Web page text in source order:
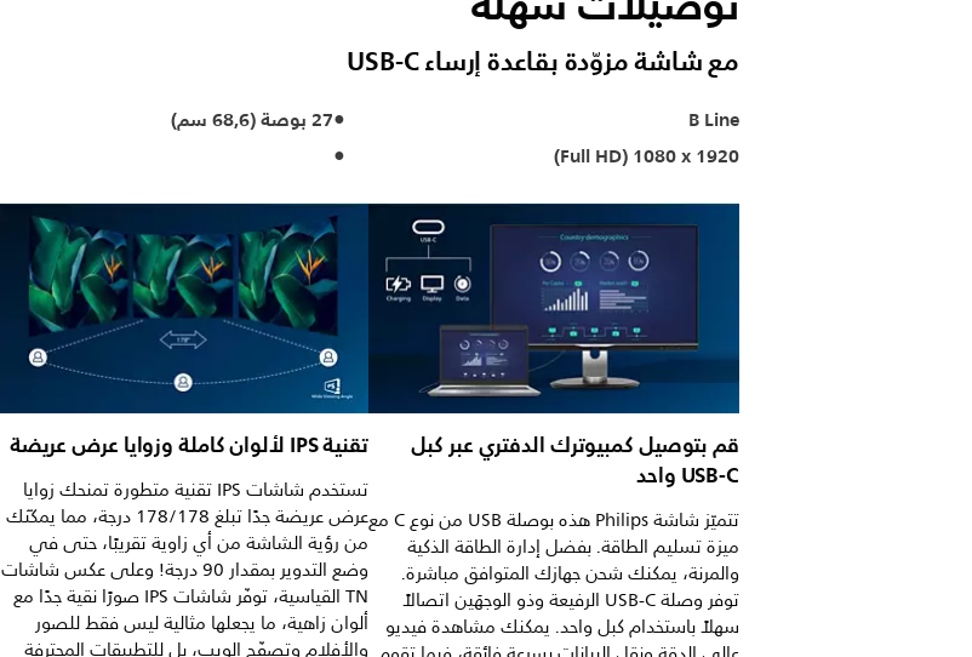
مع شاشة مزوّدة بقاعدة إرساء USB-C
B Line
27 بوصة (68,6 سم)
1920 x ‏1080 (Full HD)
قم بتوصيل كمبيوترك الدفتري عبر كبل
USB-C واحد
تتميّز شاشة Philips هذه بوصلة USB من نوع C مع
ميزة تسليم الطاقة. بفضل إدارة الطاقة الذكية
والمرنة، يمكنك شحن جهازك المتوافق مباشرة.
توفر وصلة USB-C الرفيعة وذو الوجهَين اتصالاً
سهلاً باستخدام كبل واحد. يمكنك مشاهدة فيديو
تقنية IPS لألوان كاملة وزوايا عرض عريضة
تستخدم شاشات IPS تقنية متطورة تمنحك زوايا
عرض عريضة جدًا تبلغ 178/178 درجة، مما يمكّنك
من رؤية الشاشة من أي زاوية تقريبًا، حتى في
وضع التدوير بمقدار 90 درجة! وعلى عكس شاشات
TN القياسية، توفّر شاشات IPS صورًا نقية جدًا مع
ألوان زاهية، ما يجعلها مثالية ليس فقط للصور
والأفلام وتصفّح الويب، بل للتطبيقات المحترفة